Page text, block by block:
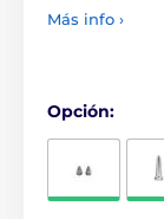
Más info ›
Opción: